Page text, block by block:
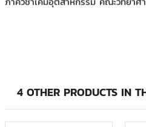
4 OTHER PRODUCTS IN